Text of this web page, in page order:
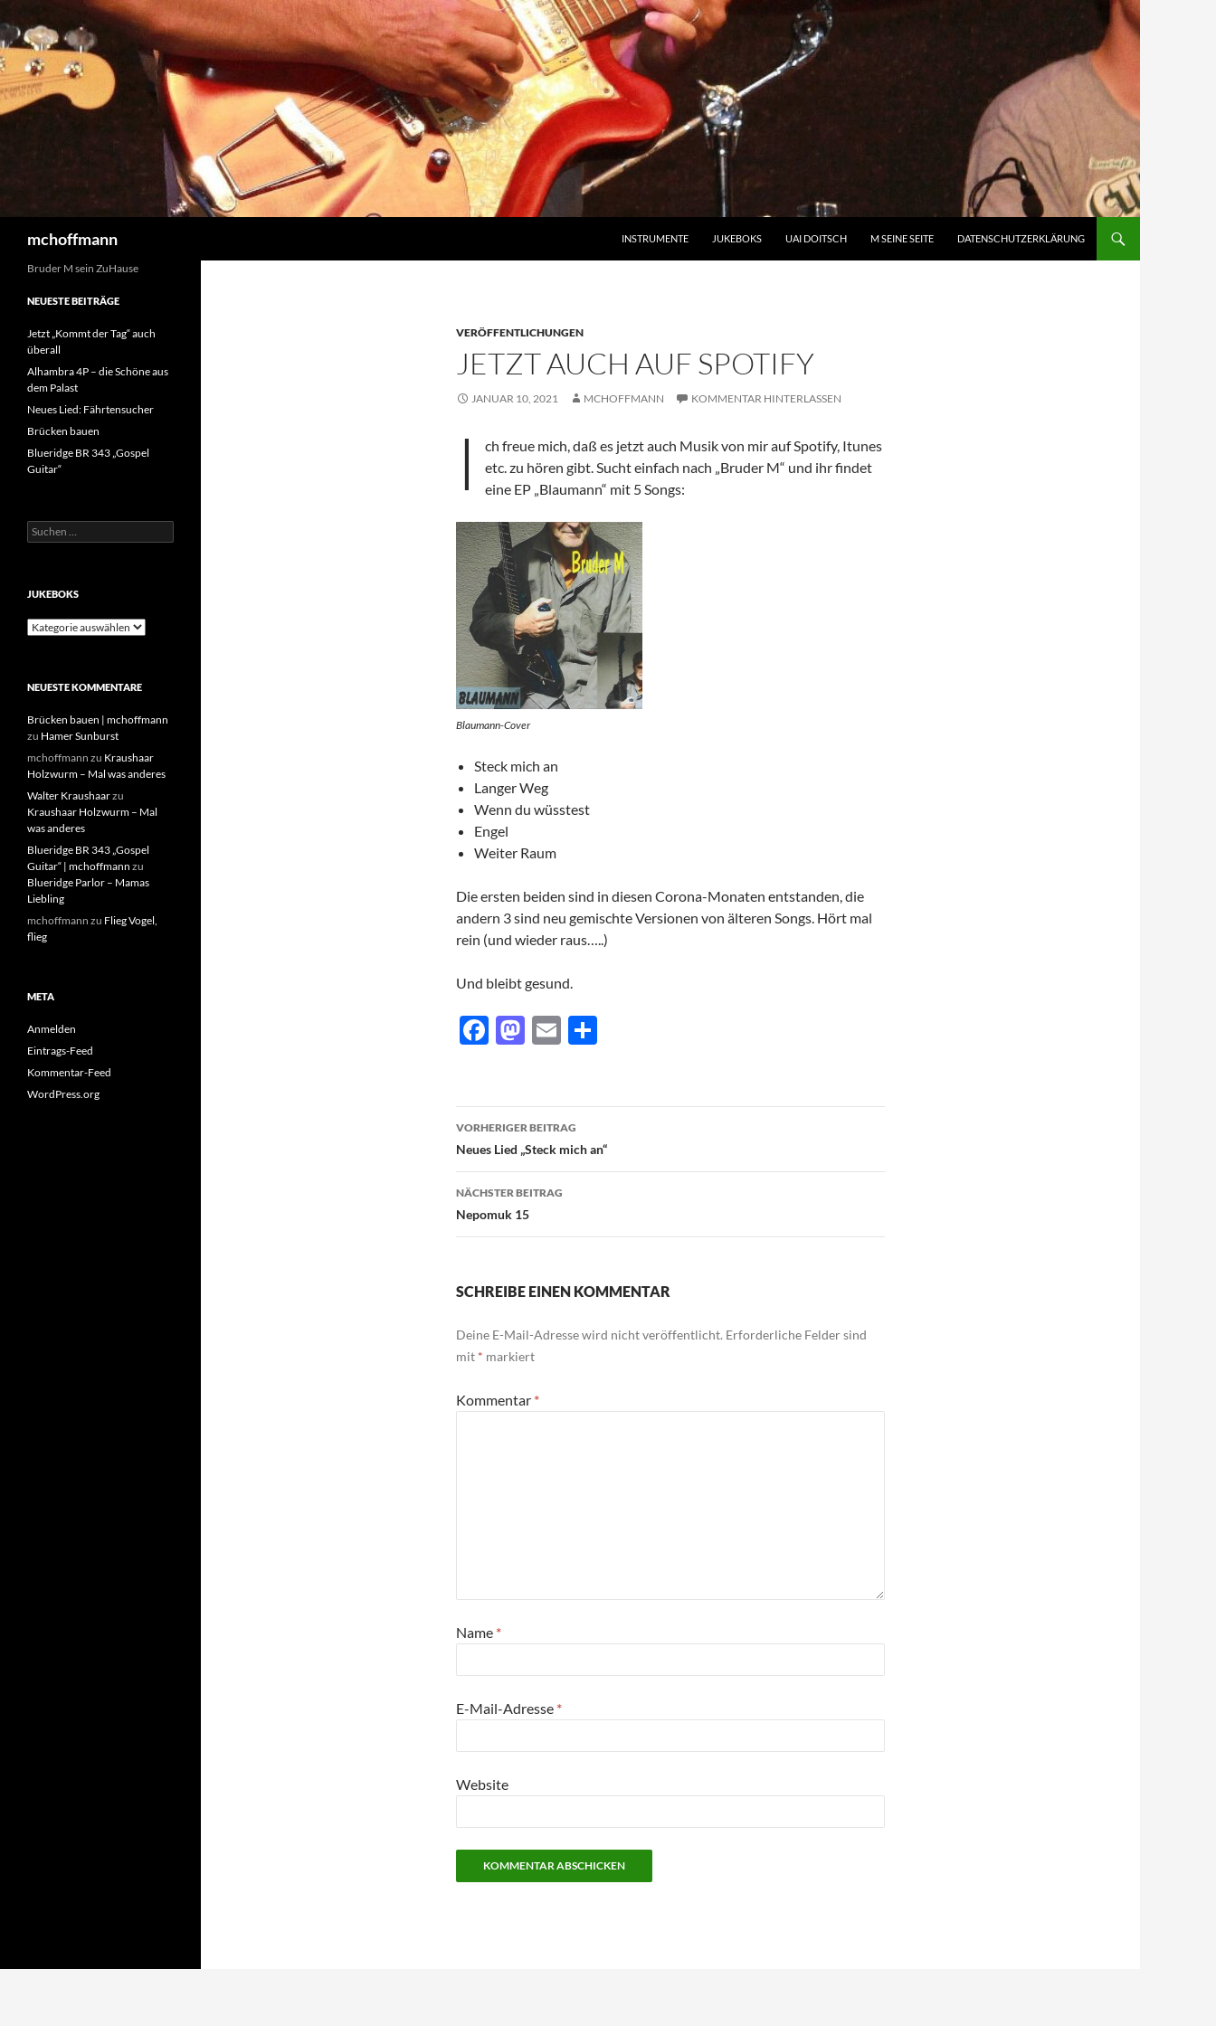
Inhalt
springen
mchoffmann INSTRUMENTE JUKEBOKS UAI DOITSCH M SEINE SEITE DATENSCHUTZERKLÄRUNG
VERÖFFENTLICHUNGEN
JETZT AUCH AUF SPOTIFY
JANUAR 10, 2021 MCHOFFMANN KOMMENTAR HINTERLASSEN
I
ch freue mich, daß es jetzt auch Musik von mir auf Spotify, Itunes
etc. zu hören gibt. Sucht einfach nach „Bruder M“ und ihr findet
eine EP „Blaumann“ mit 5 Songs:
Blaumann-Cover
Steck mich an
Langer Weg
Wenn du wüsstest
Engel
Weiter Raum
Die ersten beiden sind in diesen Corona-Monaten entstanden, die
andern 3 sind neu gemischte Versionen von älteren Songs. Hört mal
rein (und wieder raus…..)
Und bleibt gesund.
F
b
o
o
k
M
d
o
n
E
n
Beitragsnavigation
VORHERIGER BEITRAG
Neues Lied „Steck mich an“
NÄCHSTER BEITRAG
Nepomuk 15
SCHREIBE EINEN KOMMENTAR
Deine E-Mail-Adresse wird nicht veröffentlicht. Erforderliche Felder sind
mit * markiert
Kommentar *
Name *
E-Mail-Adresse *
Website
Bruder M sein ZuHause
NEUESTE BEITRÄGE
Jetzt „Kommt der Tag“ auch
überall
Alhambra 4P – die Schöne aus
dem Palast
Neues Lied: Fährtensucher
Brücken bauen
Blueridge BR 343 „Gospel
Guitar“
Suchen
nach:
JUKEBOKS
JukeBoks
NEUESTE KOMMENTARE
Brücken bauen | mchoffmann
zu Hamer Sunburst
mchoffmann zu Kraushaar
Holzwurm – Mal was anderes
Walter Kraushaarzu
Kraushaar Holzwurm – Mal
was anderes
Blueridge BR 343 „Gospel
Guitar“ | mchoffmann zu
Blueridge Parlor – Mamas
Liebling
mchoffmann zu Flieg Vogel,
flieg
META
Anmelden
Eintrags-Feed
Kommentar-Feed
WordPress.org